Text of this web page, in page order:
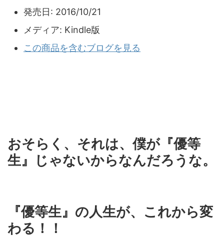
発売日: 2016/10/21
メディア: Kindle版
この商品を含むブログを見る
おそらく、それは、僕が『優等
生』じゃないからなんだろうな。
『優等生』の人生が、これから変
わる！！